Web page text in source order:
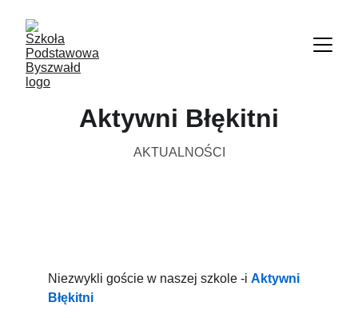
Aktywni Błękitni
AKTUALNOŚCI
Niezwykli goście w naszej szkole -i Aktywni
Błękitni